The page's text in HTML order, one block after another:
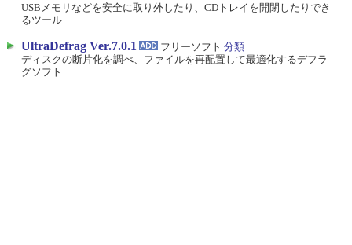
USBメモリなどを安全に取り外したり、CDトレイを開閉したりでき
るツール
UltraDefrag Ver.7.0.1 フリーソフト 分類
ディスクの断片化を調べ、ファイルを再配置して最適化するデフラ
グソフト